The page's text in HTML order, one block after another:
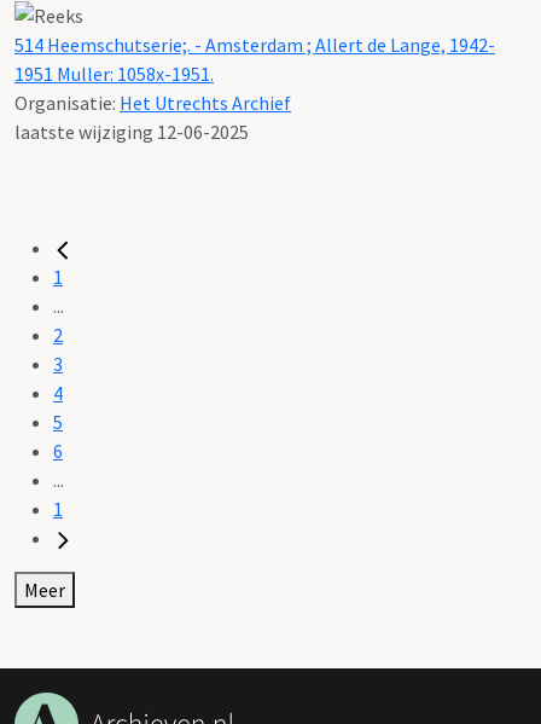
514 Heemschutserie;. - Amsterdam ; Allert de Lange, 1942-
1951 Muller: 1058x-1951.
Organisatie: Het Utrechts Archief
laatste wijziging 12-06-2025
1
...
2
3
4
5
6
...
1
Meer